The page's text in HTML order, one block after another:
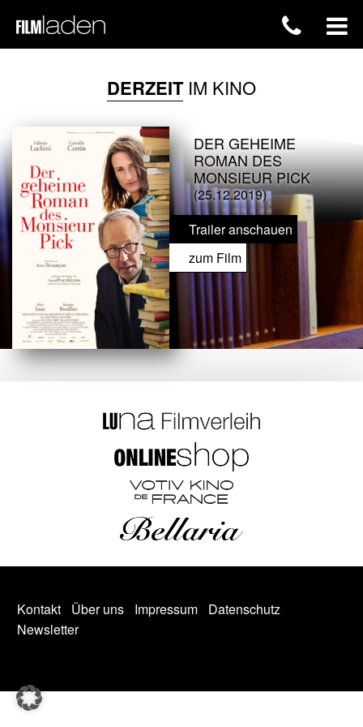
DERZEITIM KINO
DER GEHEIME
ROMAN DES
MONSIEUR PICK
(25.12.2019)
Trailer anschauen
zum Film
Kontakt Über uns Impressum
Datenschutz
Newsletter